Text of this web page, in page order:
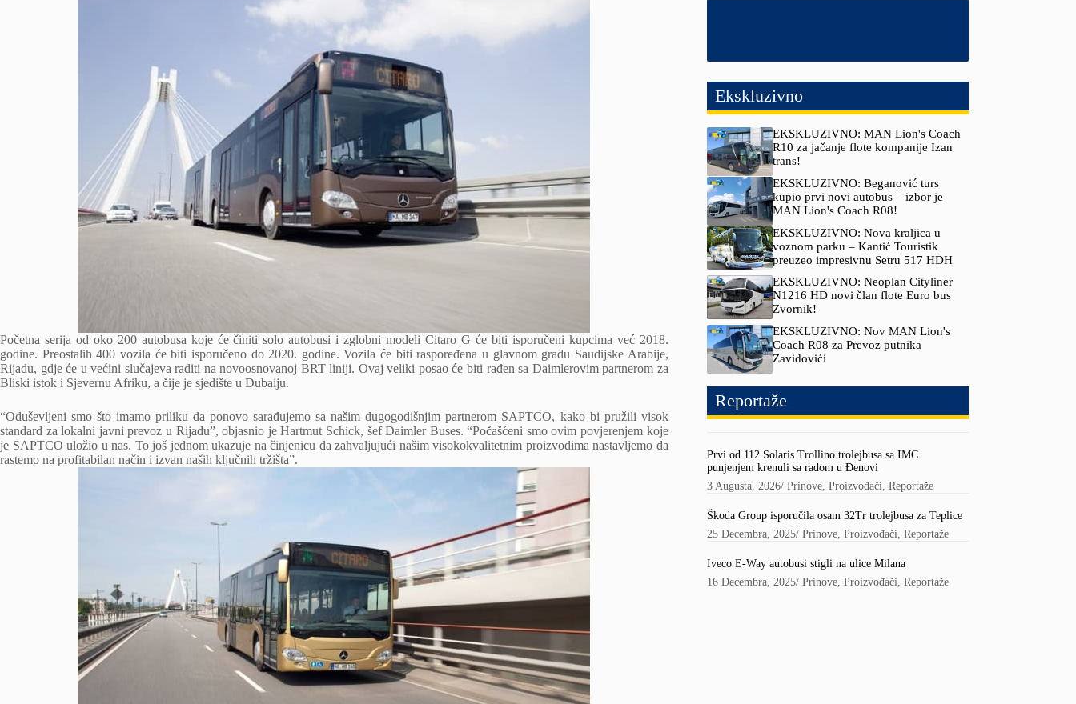
Početna serija od oko 200 autobusa koje će činiti solo autobusi i zglobni modeli Citaro G će biti isporučeni kupcima već 2018.
godine. Preostalih 400 vozila će biti isporučeno do 2020. godine. Vozila će biti raspoređena u glavnom gradu Saudijske Arabije,
Rijadu, gdje će u većini slučajeva raditi na novoosnovanoj BRT liniji. Ovaj veliki posao će biti rađen sa Daimlerovim partnerom za
Bliski istok i Sjevernu Afriku, a čije je sjedište u Dubaiju.
“Oduševljeni smo što imamo priliku da ponovo sarađujemo sa našim dugogodišnjim partnerom SAPTCO, kako bi pružili visok
standard za lokalni javni prevoz u Rijadu”, objasnio je Hartmut Schick, šef Daimler Buses. “Počašćeni smo ovim povjerenjem koje
je SAPTCO uložio u nas. To još jednom ukazuje na činjenicu da zahvaljujući našim visokokvalitetnim proizvodima nastavljemo da
rastemo na profitabilan način i izvan naših ključnih tržišta”.
Ekskluzivno
EKSKLUZIVNO: MAN Lion's Coach
R10 za jačanje flote kompanije Izan
trans!
EKSKLUZIVNO: Beganović turs
kupio prvi novi autobus – izbor je
MAN Lion's Coach R08!
EKSKLUZIVNO: Nova kraljica u
voznom parku – Kantić Touristik
preuzeo impresivnu Setru 517 HDH
EKSKLUZIVNO: Neoplan Cityliner
N1216 HD novi član flote Euro bus
Zvornik!
EKSKLUZIVNO: Nov MAN Lion's
Coach R08 za Prevoz putnika
Zavidovići
Reportaže
Prvi od 112 Solaris Trollino trolejbusa sa IMC
punjenjem krenuli sa radom u Đenovi
3 Augusta, 2026/Prinove,Proizvođači,Reportaže
Škoda Group isporučila osam 32Tr trolejbusa za Teplice
25 Decembra, 2025/Prinove,Proizvođači,Reportaže
Iveco E-Way autobusi stigli na ulice Milana
16 Decembra, 2025/Prinove,Proizvođači,Reportaže